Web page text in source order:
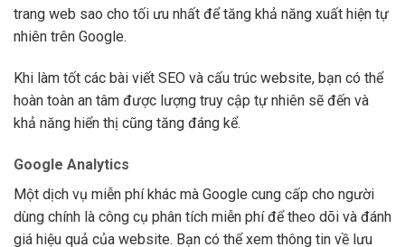
trang web sao cho tối ưu nhất để tăng khả năng xuất hiện tự
nhiên trên Google.
Khi làm tốt các bài viết SEO và cấu trúc website, bạn có thể
hoàn toàn an tâm được lượng truy cập tự nhiên sẽ đến và
khả năng hiển thị cũng tăng đáng kể.
Google Analytics
Một dịch vụ miễn phí khác mà Google cung cấp cho người
dùng chính là công cụ phân tích miễn phí để theo dõi và đánh
giá hiệu quả của website. Bạn có thể xem thông tin về lưu